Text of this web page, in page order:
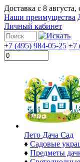
Доставка с 8 августа,
Наши преимущества
Личный кабинет
+7 (495) 984-05-25 +7
Лето Дача Сад
♦ Садовые
♦ Предметы